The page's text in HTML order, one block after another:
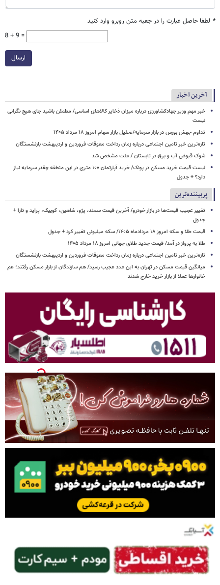
* لطفا حاصل عبارت را در جعبه متن روبرو وارد کنید
8 + 9 =
ارسال
آخرین اخبار
خبر مهم وزیر جهادکشاورزی درباره میزان ذخایر کالاهای اساسی/ مطمئن باشید جای هیچ نگرانی
نیست
تداوم جهش بورس در بازار سرمایه/تحلیل بازار سهام امروز ۱۸ مرداد ۱۴۰۵
تازه‌ترین خبر تامین اجتماعی درباره زمان رداخت معوقات فروردین و اردیبهشت بازنشستگان
شوک قبوض آب و برق در تابستان / علت مشخص شد
لیست قیمت خرید مسکن در پونک/ خرید آپارتمان ۱۰۰ متری در این منطقه چقدر سرمایه نیاز
دارد؟ + جدول
پربیننده‌ترین
تغییر عجیب قیمت‌ها در بازار خودرو/ آخرین قیمت سمند، پژو، شاهین، کوییک، پراید و تارا +
جدول
قیمت طلا و سکه امروز ۱۸ مردادماه ۱۴۰۵/ سکه میلیونی تغییر کرد + جدول
طلا به پرواز در آمد/ قیمت جدید طلای جهانی امروز ۱۸ مرداد ۱۴۰۵
تازه‌ترین خبر تامین اجتماعی درباره زمان رداخت معوقات فروردین و اردیبهشت بازنشستگان
میانگین قیمت مسکن در تهران به این عدد عجیب رسید/ هم سازندگان از بازار مسکن رفتند؛ عم
خانوارها عملا از بازار خرید خارج شدند